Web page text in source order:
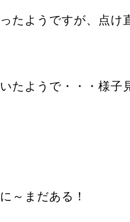
たようですが、点け
たようで・・・様子
～まだある！